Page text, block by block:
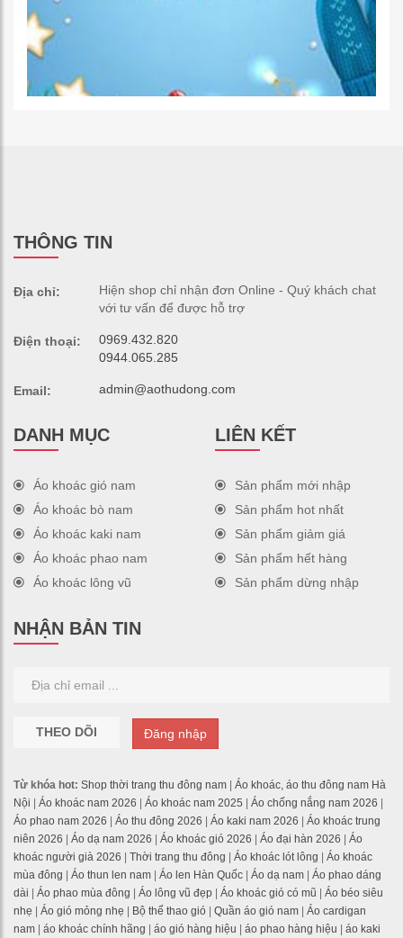
THÔNG TIN
Địa chỉ:
Hiện shop chỉ nhận đơn Online - Quý khách chat
với tư vấn để được hỗ trợ
Điện thoại:
0969.432.820
0944.065.285
Email: admin@aothudong.com
DANH MỤC
Áo khoác gió nam
Áo khoác bò nam
Áo khoác kaki nam
Áo khoác phao nam
Áo khoác lông vũ
LIÊN KẾT
Sản phẩm mới nhập
Sản phẩm hot nhất
Sản phẩm giảm giá
Sản phẩm hết hàng
Sản phẩm dừng nhập
NHẬN BẢN TIN
THEO DÕI Đăng nhập
Từ khóa hot: Shop thời trang thu đông nam | Áo khoác, áo thu đông nam Hà
Nội | Áo khoác nam 2026 | Áo khoác nam 2025 | Áo chống nắng nam 2026 |
Áo phao nam 2026 | Áo thu đông 2026 | Áo kaki nam 2026 | Áo khoác trung
niên 2026 | Áo dạ nam 2026 | Áo khoác gió 2026 | Áo đại hàn 2026 | Áo
khoác người già 2026 | Thời trang thu đông | Áo khoác lót lông | Áo khoác
mùa đông | Áo thun len nam | Áo len Hàn Quốc | Áo dạ nam | Áo phao dáng
dài | Áo phao mùa đông | Áo lông vũ đẹp | Áo khoác gió có mũ | Áo béo siêu
nhẹ | Áo gió mỏng nhẹ | Bộ thể thao gió | Quần áo gió nam | Áo cardigan
nam | áo khoác chính hãng | áo gió hàng hiệu | áo phao hàng hiệu | áo kaki